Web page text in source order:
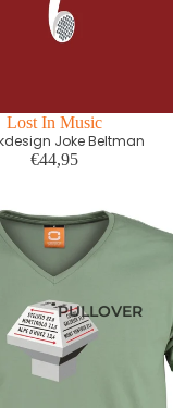
PULLOVER
Lost In Music
Joke Beltman
€44,95